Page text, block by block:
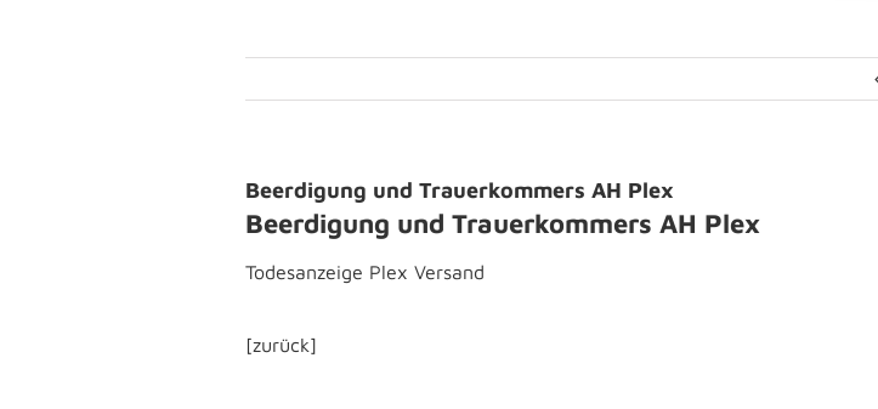
Beerdigung und Trauerkommers AH Plex
Beerdigung und Trauerkommers AH Plex
Todesanzeige Plex Versand
[zurück]